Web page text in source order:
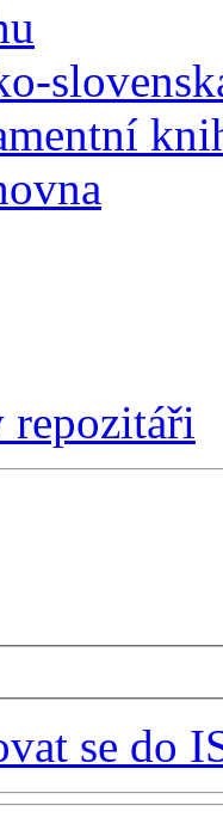
repozitáři
se do